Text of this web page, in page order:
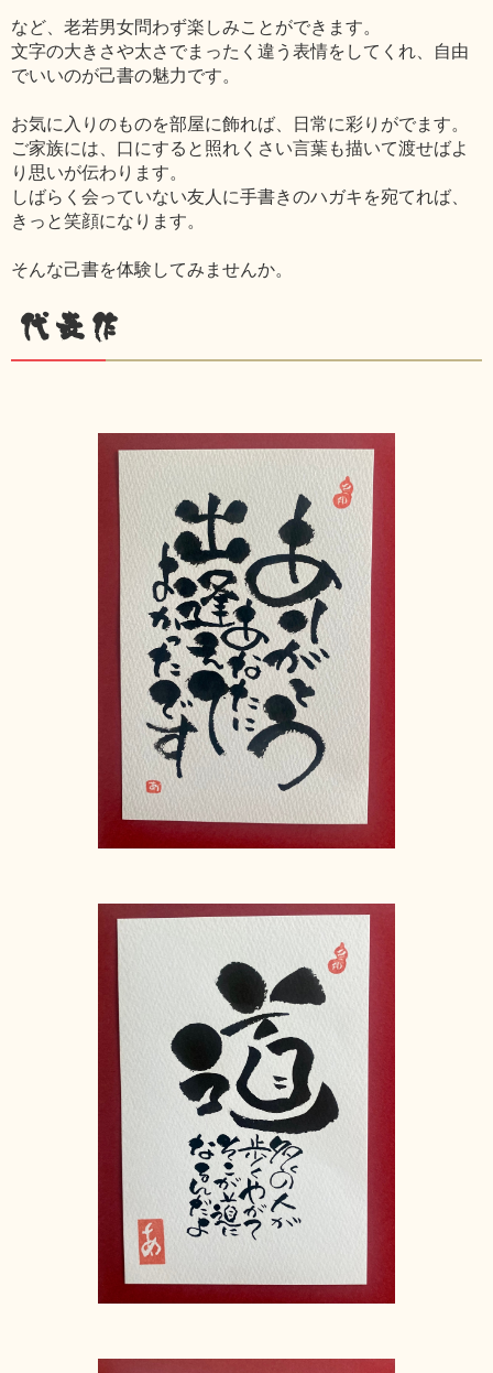
など、老若男女問わず楽しみことができます。
文字の大きさや太さでまったく違う表情をしてくれ、自由
でいいのが己書の魅力です。
お気に入りのものを部屋に飾れば、日常に彩りがでます。
ご家族には、口にすると照れくさい言葉も描いて渡せばよ
り思いが伝わります。
しばらく会っていない友人に手書きのハガキを宛てれば、
きっと笑顔になります。
そんな己書を体験してみませんか。
代表作